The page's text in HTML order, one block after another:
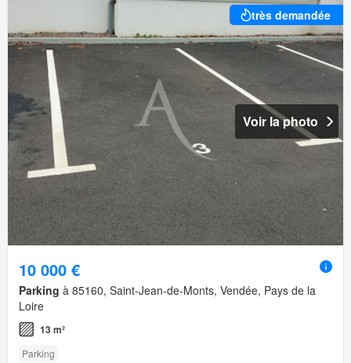
très demandée
Voir la photo
10 000 €
Parking à 85160, Saint-Jean-de-Monts, Vendée, Pays de la
Loire
13 m²
Parking